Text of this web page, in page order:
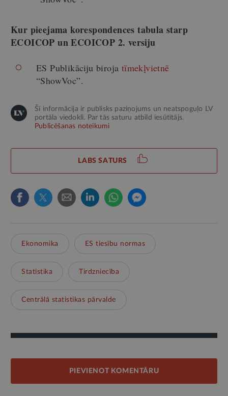
Kur pieejama korespondences tabula starp
ECOICOP un ECOICOP 2. versiju
ES Publikāciju biroja tīmekļvietnē
“ShowVoc”.
Šī informācija ir publisks paziņojums un neatspoguļo LV
portāla viedokli. Par tās saturu atbild iesūtītājs.
Publicēšanas noteikumi
LABS SATURS
Ekonomika ES tiesību normas
Statistika Tirdzniecība
Centrālā statistikas pārvalde
PIEVIENOT KOMENTĀRU